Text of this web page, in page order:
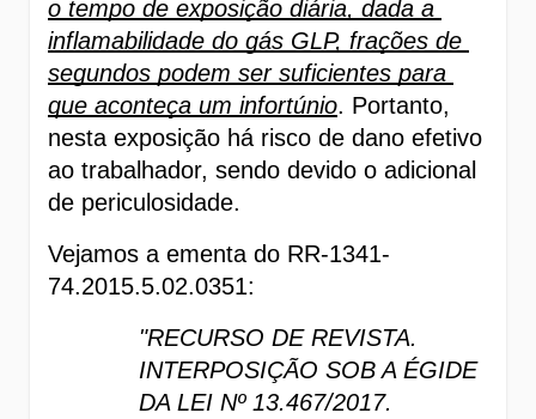
o tempo de exposição diária, dada a
inflamabilidade do gás GLP, frações de
segundos podem ser suficientes para
que aconteça um infortúnio. Portanto,
nesta exposição há risco de dano efetivo
ao trabalhador, sendo devido o adicional
de periculosidade.
Vejamos a ementa do RR-1341-
74.2015.5.02.0351:
"RECURSO DE REVISTA.
INTERPOSIÇÃO SOB A ÉGIDE
DA LEI Nº 13.467/2017.